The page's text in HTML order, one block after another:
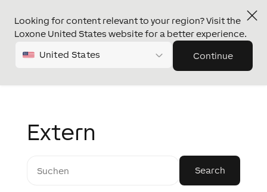
Looking for content relevant to your region? Visit the
Loxone United States website for a better experience.
United States Continue
Extern